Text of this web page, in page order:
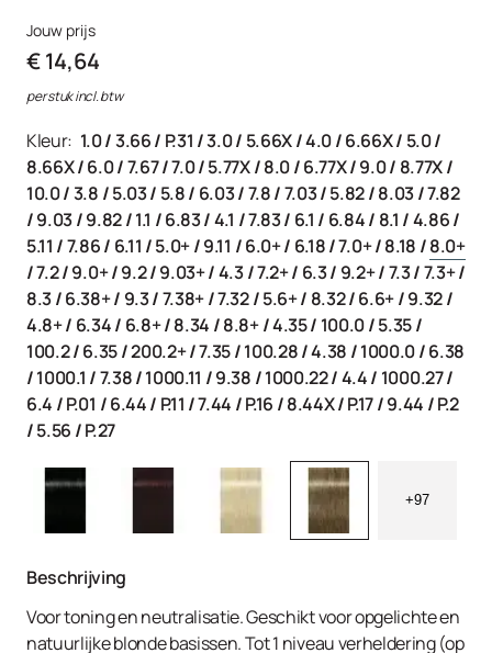
Jouw prijs
€ 14,64
per stuk incl. btw
Kleur: 1.0/3.66/ P.31 /3.0/ 5.66X/4.0/6.66X/ 5.0/
8.66X/6.0/7.67/7.0/5.77X/8.0/6.77X/9.0/ 8.77X/
10.0/3.8 /5.03/ 5.8/ 6.03/7.8/7.03/5.82/8.03/7.82
/9.03/9.82/1.1 /6.83/4.1 /7.83/ 6.1 / 6.84/ 8.1 /4.86/
5.11 /7.86/ 6.11 /5.0+/9.11 /6.0+/ 6.18/7.0+/8.18 /8.0+
/7.2/9.0+/9.2/9.03+/4.3/7.2+/ 6.3/ 9.2+/7.3/7.3+/
8.3/6.38+/ 9.3/7.38+/7.32/5.6+/ 8.32/6.6+/9.32/
4.8+/ 6.34/ 6.8+/8.34 /8.8+/4.35/ 100.0/5.35/
100.2/6.35/200.2+/7.35/100.28/4.38 /1000.0/6.38
/1000.1 /7.38/1000.11 /9.38 /1000.22/4.4/ 1000.27/
6.4 /P.01 /6.44/ P.11 /7.44 /P.16 /8.44X/P.17/9.44 /P.2
/5.56 /P.27
+97
Beschrijving
Voor toning en neutralisatie. Geschikt voor opgelichte en
natuurlijke blonde basissen. Tot 1 niveau verheldering (op